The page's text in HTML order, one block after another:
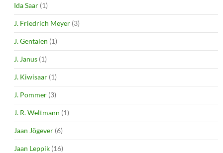
Ida Saar (1)
J. Friedrich Meyer (3)
J. Gentalen (1)
J. Janus (1)
J. Kiwisaar (1)
J. Pommer (3)
J. R. Weltmann (1)
Jaan Jõgever (6)
Jaan Leppik (16)